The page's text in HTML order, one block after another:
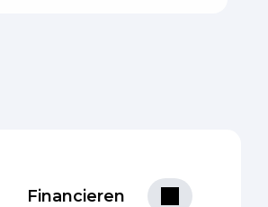
Financieren